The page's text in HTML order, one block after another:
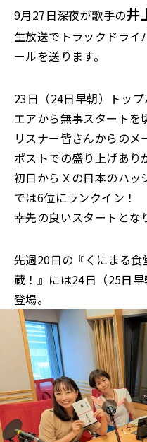
9月27日深夜が歌手の井
生放送でトラックドライ
ールを送ります。
23日（24日早朝）トッ
エアから無事スタートを
リスナー皆さんからのメ
ポストでの盛り上げあり
初日からＸの日本のハッ
では6位にランクイン！
幸先の良いスタートとな
先週20日の『くにまる
蔵！』には24日（25日
登場。